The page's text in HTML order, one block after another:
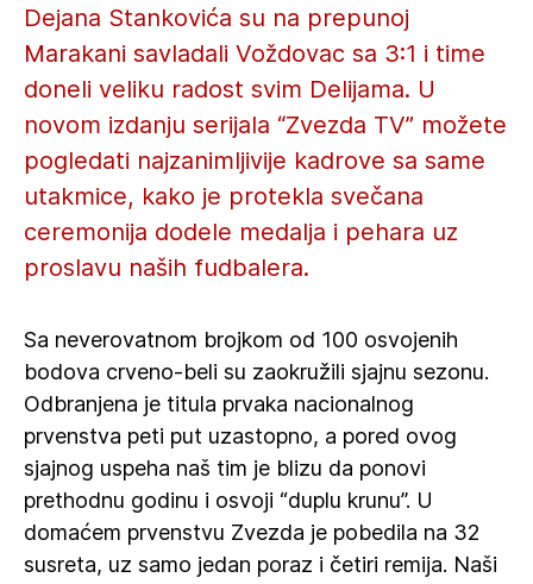
Dejana Stankovića su na prepunoj
Marakani savladali Voždovac sa 3:1 i time
doneli veliku radost svim Delijama. U
novom izdanju serijala “Zvezda TV” možete
pogledati najzanimljivije kadrove sa same
utakmice, kako je protekla svečana
ceremonija dodele medalja i pehara uz
proslavu naših fudbalera.
Sa neverovatnom brojkom od 100 osvojenih
bodova crveno-beli su zaokružili sjajnu sezonu.
Odbranjena je titula prvaka nacionalnog
prvenstva peti put uzastopno, a pored ovog
sjajnog uspeha naš tim je blizu da ponovi
prethodnu godinu i osvoji “duplu krunu”. U
domaćem prvenstvu Zvezda je pobedila na 32
susreta, uz samo jedan poraz i četiri remija. Naši